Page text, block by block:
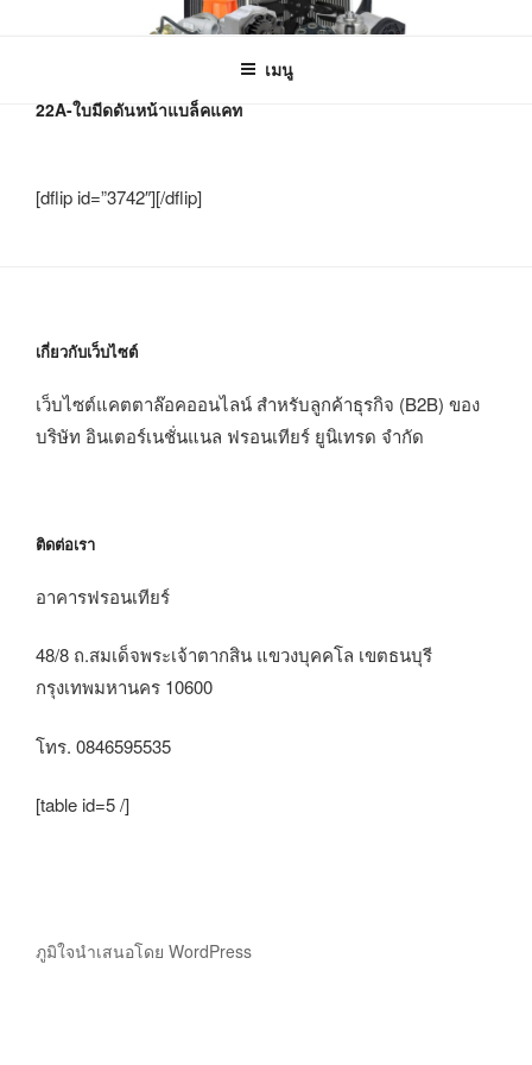
บทความ
B2B-INTERNATIONAL FRONTIER
ฟรอนเทียร์ อะไหล่รถไถ อะไหล่เครื่องจักรกลเกษตร
เมนู
22A-ใบมีดดันหน้าแบล็คแคท
[dflip id=”3742″][/dflip]
เกี่ยวกับเว็บไซต์
เว็บไซต์แคตตาล๊อคออนไลน์ สำหรับลูกค้าธุรกิจ (B2B) ของ
บริษัท อินเตอร์เนชั่นแนล ฟรอนเทียร์ ยูนิเทรด จำกัด
ติดต่อเรา
อาคารฟรอนเทียร์
48/8 ถ.สมเด็จพระเจ้าตากสิน แขวงบุคคโล เขตธนบุรี
กรุงเทพมหานคร 10600
โทร. 0846595535
[table id=5 /]
ภูมิใจนำเสนอโดย WordPress